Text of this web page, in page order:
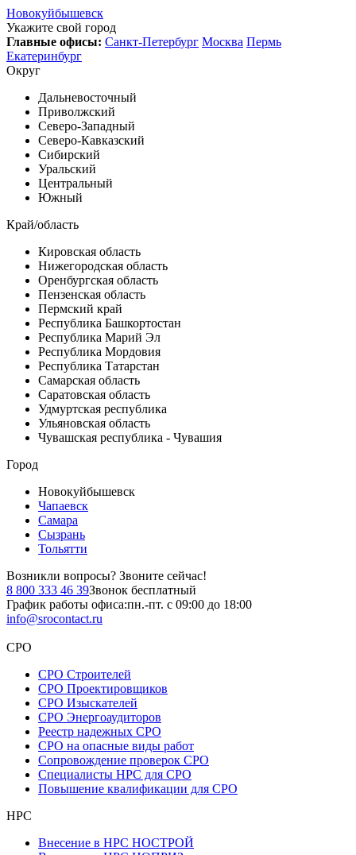
Новокуйбышевск
Укажите свой город
Главные офисы: Санкт-Петербург Москва Пермь
Екатеринбург
Округ
Дальневосточный
Приволжский
Северо-Западный
Северо-Кавказский
Сибирский
Уральский
Центральный
Южный
Край/область
Кировская область
Нижегородская область
Оренбургская область
Пензенская область
Пермский край
Республика Башкортостан
Республика Марий Эл
Республика Мордовия
Республика Татарстан
Самарская область
Саратовская область
Удмуртская республика
Ульяновская область
Чувашская республика - Чувашия
Город
Новокуйбышевск
Чапаевск
Самара
Сызрань
Тольятти
Возникли вопросы? Звоните сейчас!
8 800 333 46 39Звонок бесплатный
График работы офиса:пн.-пт. с 09:00 до 18:00
info@srocontact.ru
СРО
СРО Строителей
СРО Проектировщиков
СРО Изыскателей
СРО Энергоаудиторов
Реестр надежных СРО
СРО на опасные виды работ
Сопровождение проверок СРО
Специалисты НРС для СРО
Повышение квалификации для СРО
НРС
Внесение в НРС НОСТРОЙ